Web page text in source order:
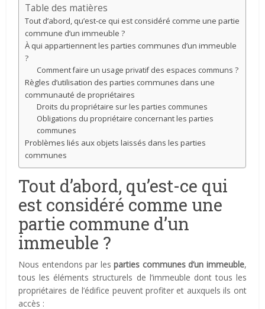
Table des matières
Tout d’abord, qu’est-ce qui est considéré comme une partie
commune d’un immeuble ?
À qui appartiennent les parties communes d’un immeuble
?
Comment faire un usage privatif des espaces communs ?
Règles d’utilisation des parties communes dans une
communauté de propriétaires
Droits du propriétaire sur les parties communes
Obligations du propriétaire concernant les parties
communes
Problèmes liés aux objets laissés dans les parties
communes
Tout d’abord, qu’est-ce qui
est considéré comme une
partie commune d’un
immeuble ?
Nous entendons par lesparties communes d’un immeuble,
tous les éléments structurels de l’immeuble dont tous les
propriétaires de l’édifice peuvent profiter et auxquels ils ont
accès :